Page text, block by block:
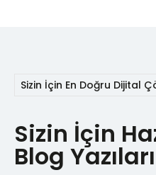
Sizin İçin En Doğru Dijital
Sizin İçin
Blog Yazıları